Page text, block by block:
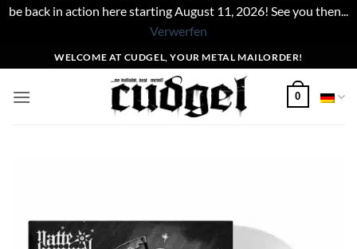
be back in action here starting August 11, 2026! See you then...
Verwerfen
Inhalt
springen
WELCOME AT CUDGEL, YOUR METAL MAILORDER!
0